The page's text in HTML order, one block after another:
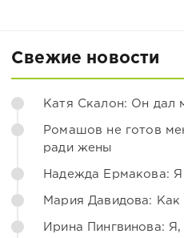
Свежие новости
Катя Скалон: Он дал
Ромашов не готов
ради жены
Надежда Ермакова: Я
Мария Давидова: Как
Ирина Пингвинова: Я,